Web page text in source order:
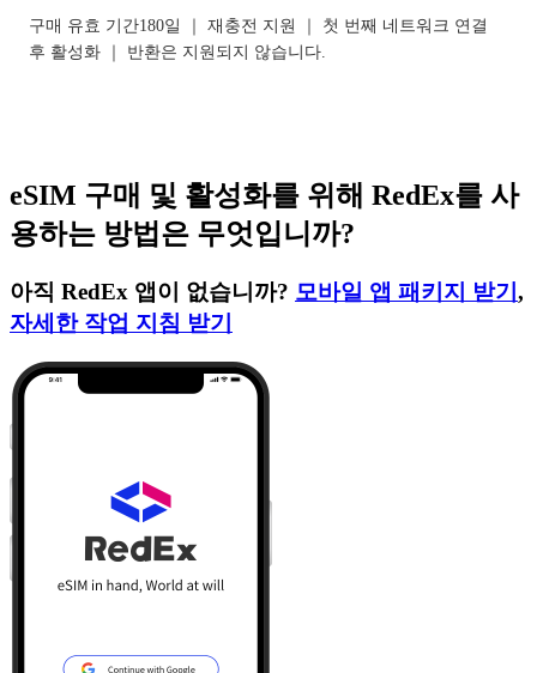
구매 유효 기간180일 ｜ 재충전 지원 ｜ 첫 번째 네트워크 연결
후 활성화 ｜ 반환은 지원되지 않습니다.
eSIM 구매 및 활성화를 위해 RedEx를 사
용하는 방법은 무엇입니까?
아직 RedEx 앱이 없습니까? 모바일 앱 패키지 받기 ,
자세한 작업 지침 받기